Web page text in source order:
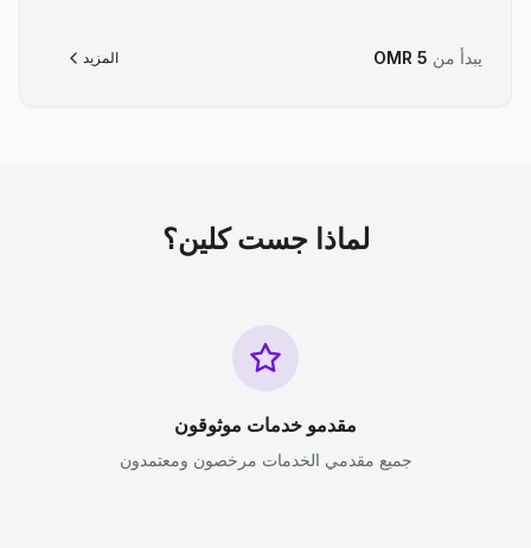
يبدأ من OMR 5 المزيد
لماذا جست كلين؟
مقدمو خدمات موثوقون
جميع مقدمي الخدمات مرخصون ومعتمدون